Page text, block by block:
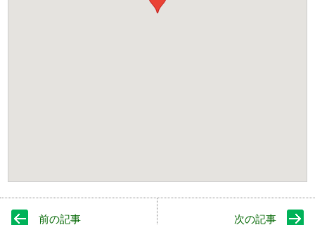
前の記事 次の記事